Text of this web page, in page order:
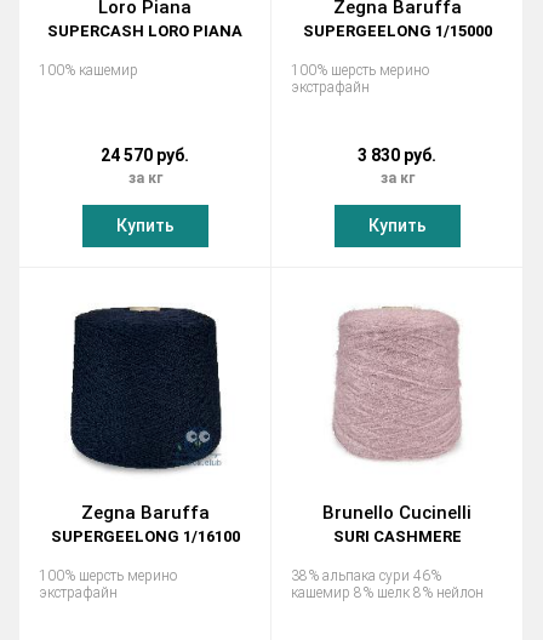
Loro Piana
SUPERCASH LORO PIANA
100% кашемир
24 570 руб.
за кг
Купить
Zegna Baruffa
SUPERGEELONG 1/15000
100% шерсть мерино
экстрафайн
3 830 руб.
за кг
Купить
Zegna Baruffa
SUPERGEELONG 1/16100
100% шерсть мерино
экстрафайн
Brunello Cucinelli
SURI CASHMERE
38% альпака сури 46%
кашемир 8% шелк 8% нейлон